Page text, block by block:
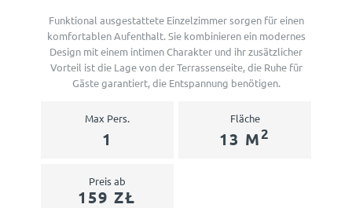
Funktional ausgestattete Einzelzimmer sorgen für einen
komfortablen Aufenthalt. Sie kombinieren ein modernes
Design mit einem intimen Charakter und ihr zusätzlicher
Vorteil ist die Lage von der Terrassenseite, die Ruhe für
Gäste garantiert, die Entspannung benötigen.
Max Pers.
1
Fläche
13 M2
Preis ab
159 ZŁ